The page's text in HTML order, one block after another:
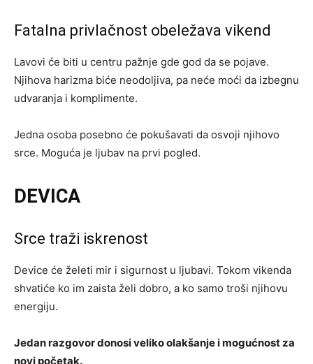
Fatalna privlačnost obeležava vikend
Lavovi će biti u centru pažnje gde god da se pojave.
Njihova harizma biće neodoljiva, pa neće moći da izbegnu
udvaranja i komplimente.
Jedna osoba posebno će pokušavati da osvoji njihovo
srce. Moguća je ljubav na prvi pogled.
DEVICA
Srce traži iskrenost
Device će želeti mir i sigurnost u ljubavi. Tokom vikenda
shvatiće ko im zaista želi dobro, a ko samo troši njihovu
energiju.
Jedan razgovor donosi veliko olakšanje i mogućnost za
novi početak.